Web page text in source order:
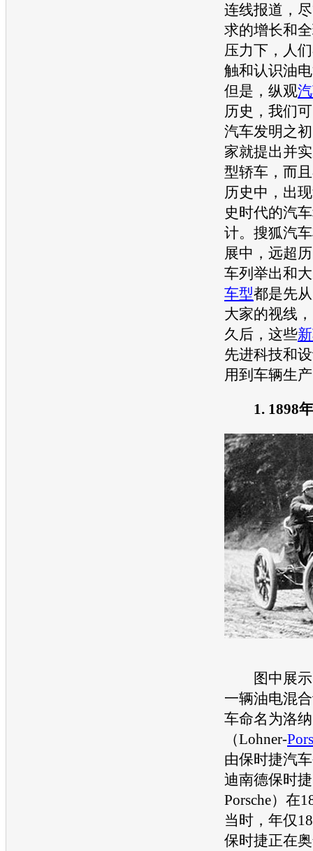
连线报道，
求的增长和
压力下，人
触和认识油
但是，纵观
历史，我们
汽车发明之
家就提出并
型轿车，而
历史中，出
史时代的汽车
计。 搜狐汽车
展中，远超
车列举出和
车型都是先
大家的视线
久后，这些
先进科技和
用到车辆生
1. 1898
图中展示
一辆油电混
车命名为洛纳
（Lohner-
由保时捷汽车
迪南德保时捷
Porsche）在
当时，年仅
保时捷正在